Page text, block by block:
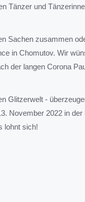
Tänzer und
Sachen zusammen
in Chomutov. Wir
der langen Corona
Glitzerwelt -
November 2022 in der
lohnt sich!